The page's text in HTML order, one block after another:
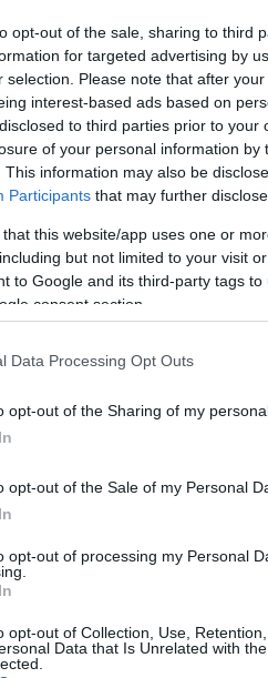
opt-out of the sale, sharing to third
for targeted advertising by
selection. Please note that after
interest-based ads based on
to third parties prior to
of your personal information by
This information may also be
Participants that may further
that this website/app uses one or
but not limited to your visit
to Google and its third-party tags
consent section.
Data Processing Opt Outs
opt-out of the Sharing of my
opt-out of the Sale of my Personal
opt-out of processing my Personal
opt-out of Collection, Use,
Data that Is Unrelated with
scelta cruciale legata
Questo progetto,
ambientale,
locale.
mette in
ma anche la